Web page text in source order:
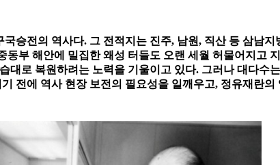
승전의 역사다. 그 전적지는 진주, 남원, 직산 등 삼남
부 해안에 밀집한 왜성 터들도 오랜 세월 허물어지고
로 복원하려는 노력을 기울이고 있다. 그러나 대다수
전에 역사 현장 보전의 필요성을 일깨우고, 정유재란